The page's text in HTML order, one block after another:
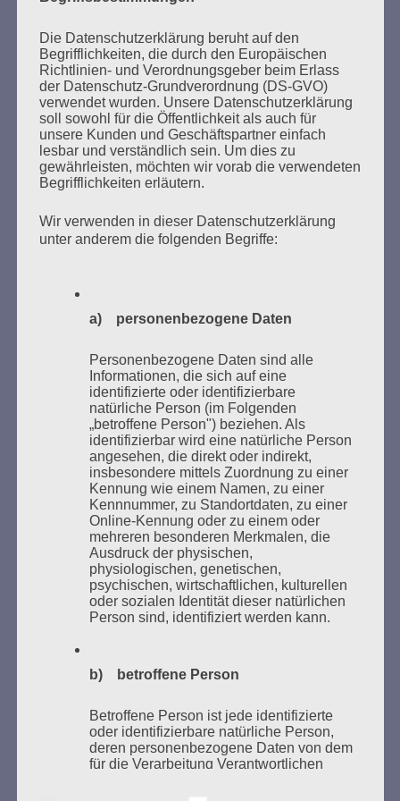
gerät. Dann wären alle Opfer des Faschismus und
des Krieges, alles, was wir erlitten haben, umsonst
gewesen. Aber ihr seid da. Wir bauen auf euch. Ich
vertraue euch, liebe Freundinnen und Freunde! Eine
bessere Welt ist möglich.
Esther Bejarano - 6. September 2019
MARATHONLESUNG AUS DEN
VERBRANNTEN BÜCHERN
Donnerstag, 21. Mai 2026, 11 – 18 Uhr
Zum 26. Mal gibt es eine Marathonlesung anlässlich
des Gedenkens an die Verbrennung von Büchern am
Kaifu-Ufer – genau an dem Ort, wo im Mai 1933 NS-
Studentenorganisationen und Burschenschaftler
Bücher verbrannten.
Weitere Informationen:lesezeichen-setzen.de
Die Datenschutzerklärung beruht auf den
Begrifflichkeiten, die durch den Europäischen
Richtlinien- und Verordnungsgeber beim Erlass
der Datenschutz-Grundverordnung (DS-GVO)
verwendet wurden. Unsere Datenschutzerklärung
soll sowohl für die Öffentlichkeit als auch für
unsere Kunden und Geschäftspartner einfach
lesbar und verständlich sein. Um dies zu
gewährleisten, möchten wir vorab die verwendeten
Begrifflichkeiten erläutern.
Wir verwenden in dieser Datenschutzerklärung
unter anderem die folgenden Begriffe:
a) personenbezogene Daten
Personenbezogene Daten sind alle
Informationen, die sich auf eine
identifizierte oder identifizierbare
natürliche Person (im Folgenden
„betroffene Person") beziehen. Als
identifizierbar wird eine natürliche Person
angesehen, die direkt oder indirekt,
insbesondere mittels Zuordnung zu einer
Kennung wie einem Namen, zu einer
Kennnummer, zu Standortdaten, zu einer
Online-Kennung oder zu einem oder
mehreren besonderen Merkmalen, die
Ausdruck der physischen,
physiologischen, genetischen,
psychischen, wirtschaftlichen, kulturellen
oder sozialen Identität dieser natürlichen
Person sind, identifiziert werden kann.
b) betroffene Person
Betroffene Person ist jede identifizierte
oder identifizierbare natürliche Person,
deren personenbezogene Daten von dem
für die Verarbeitung Verantwortlichen